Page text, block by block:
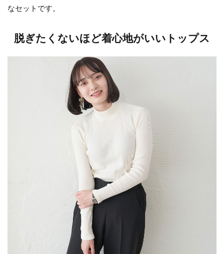
なセットです。
脱ぎたくないほど着心地がいいトップス